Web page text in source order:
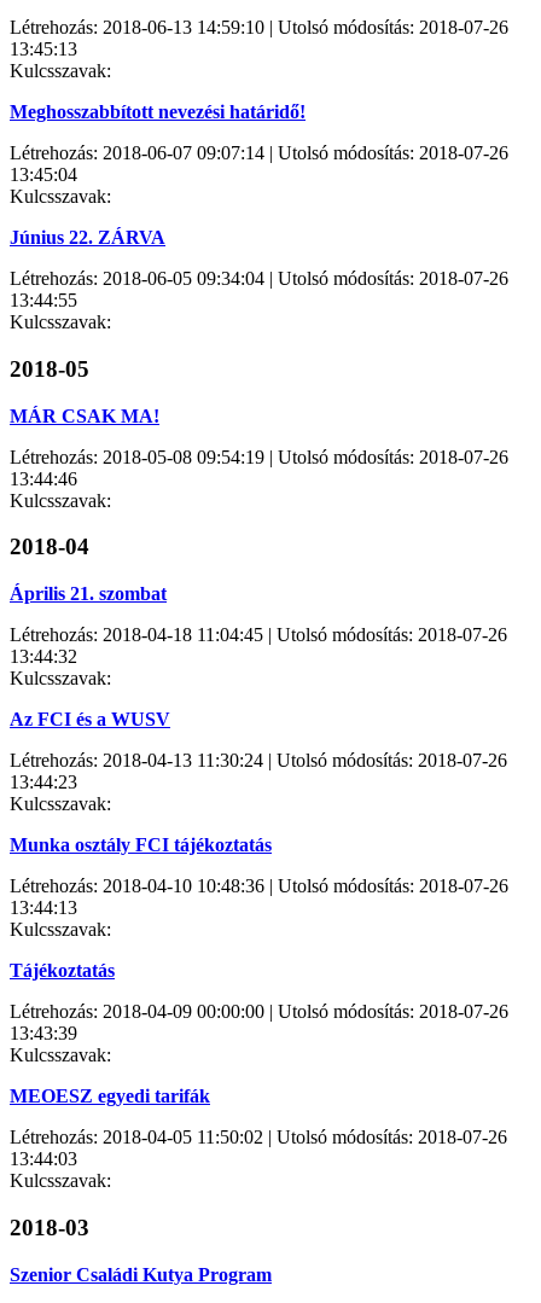
Létrehozás: 2018-06-13 14:59:10 | Utolsó módosítás: 2018-07-26
13:45:13
Kulcsszavak:
Meghosszabbított nevezési határidő!
Létrehozás: 2018-06-07 09:07:14 | Utolsó módosítás: 2018-07-26
13:45:04
Kulcsszavak:
Június 22. ZÁRVA
Létrehozás: 2018-06-05 09:34:04 | Utolsó módosítás: 2018-07-26
13:44:55
Kulcsszavak:
2018-05
MÁR CSAK MA!
Létrehozás: 2018-05-08 09:54:19 | Utolsó módosítás: 2018-07-26
13:44:46
Kulcsszavak:
2018-04
Április 21. szombat
Létrehozás: 2018-04-18 11:04:45 | Utolsó módosítás: 2018-07-26
13:44:32
Kulcsszavak:
Az FCI és a WUSV
Létrehozás: 2018-04-13 11:30:24 | Utolsó módosítás: 2018-07-26
13:44:23
Kulcsszavak:
Munka osztály FCI tájékoztatás
Létrehozás: 2018-04-10 10:48:36 | Utolsó módosítás: 2018-07-26
13:44:13
Kulcsszavak:
Tájékoztatás
Létrehozás: 2018-04-09 00:00:00 | Utolsó módosítás: 2018-07-26
13:43:39
Kulcsszavak:
MEOESZ egyedi tarifák
Létrehozás: 2018-04-05 11:50:02 | Utolsó módosítás: 2018-07-26
13:44:03
Kulcsszavak:
2018-03
Szenior Családi Kutya Program